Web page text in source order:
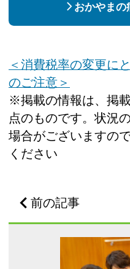
おかやまの
＜消費税率の変更に
のご注意＞
※掲載の情報は、掲
点のものです。状況
場合がございますの
ください
前の記事